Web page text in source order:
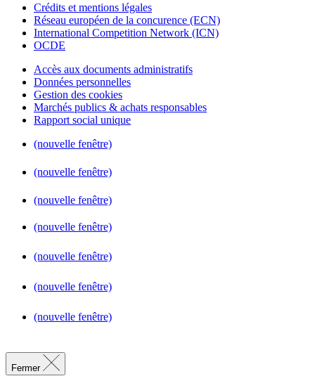
Crédits et mentions légales
Réseau européen de la concurence (ECN)
International Competition Network (ICN)
OCDE
Accès aux documents administratifs
Données personnelles
Gestion des cookies
Marchés publics & achats responsables
Rapport social unique
(nouvelle fenêtre)
(nouvelle fenêtre)
(nouvelle fenêtre)
(nouvelle fenêtre)
(nouvelle fenêtre)
(nouvelle fenêtre)
(nouvelle fenêtre)
Fermer